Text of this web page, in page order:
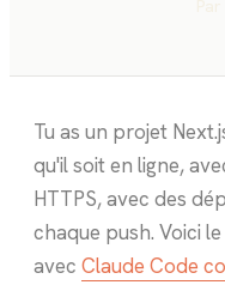
Tu as un projet
qu'il soit en ligne,
HTTPS, avec des
chaque push. Voici
avec Claude Code